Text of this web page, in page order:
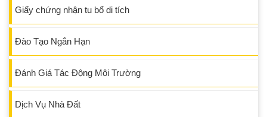
Giấy chứng nhận tu bổ di tích
Đào Tạo Ngắn Hạn
Đánh Giá Tác Động Môi Trường
Dịch Vụ Nhà Đất